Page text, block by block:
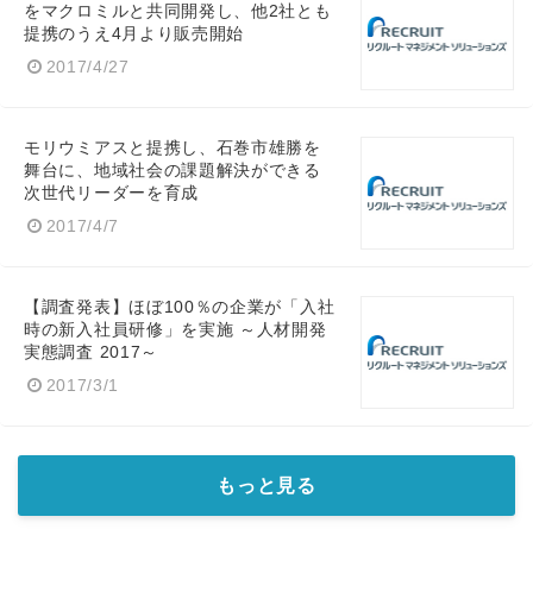
をマクロミルと共同開発し、他2社とも
提携のうえ4月より販売開始
2017/4/27
モリウミアスと提携し、石巻市雄勝を
舞台に、地域社会の課題解決ができる
次世代リーダーを育成
2017/4/7
【調査発表】ほぼ100％の企業が「入社
時の新入社員研修」を実施 ～人材開発
実態調査 2017～
2017/3/1
もっと見る
English